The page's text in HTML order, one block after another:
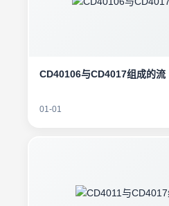
CD40106与CD4017组成的流
01-01